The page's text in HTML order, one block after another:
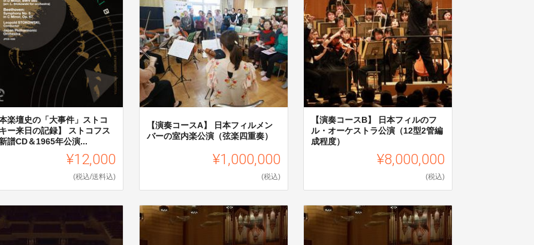
本楽壇史の「大事件」ストコ
ー来日の記録】 ストコフス
譜CD＆1965年公演...
¥12,000
(税込/送料込)
【演奏コースA】 日本フィルメン
バーの室内楽公演（弦楽四重奏）
¥1,000,000
(税込)
【演奏コースB】 日本フィルのフ
ル・オーケストラ公演（12型2管編
成程度）
¥8,000,000
(税込)